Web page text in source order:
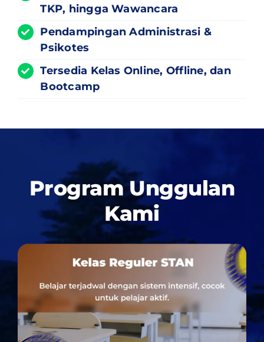
TKP, hingga Wawancara
Pendampingan Administrasi &
Psikotes
Tersedia Kelas Online, Offline, dan
Bootcamp
Program Unggulan
Kami